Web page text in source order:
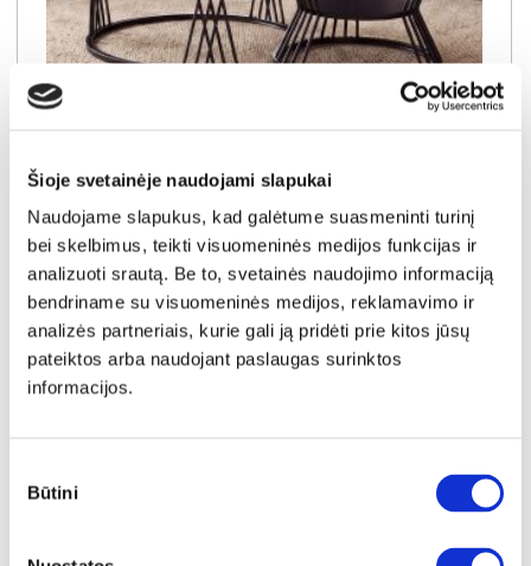
Šioje svetainėje naudojami slapukai
Naudojame slapukus, kad galėtume suasmeninti turinį
bei skelbimus, teikti visuomeninės medijos funkcijas ir
analizuoti srautą. Be to, svetainės naudojimo informaciją
bendriname su visuomeninės medijos, reklamavimo ir
analizės partneriais, kurie gali ją pridėti prie kitos jūsų
pateiktos arba naudojant paslaugas surinktos
informacijos.
pasirinkimas
Būtini
Staliukas: 45cm 70cm G:70cm
Staliukas: A:38cmP:50cmG:50cm
Kaina:
119€
Į krepšelį